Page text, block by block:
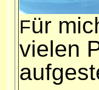
Für
vielen